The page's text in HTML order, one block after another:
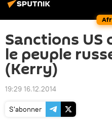
Sanctions US
le peuple
(Kerry)
19:29 16.12.2014
S'abonner